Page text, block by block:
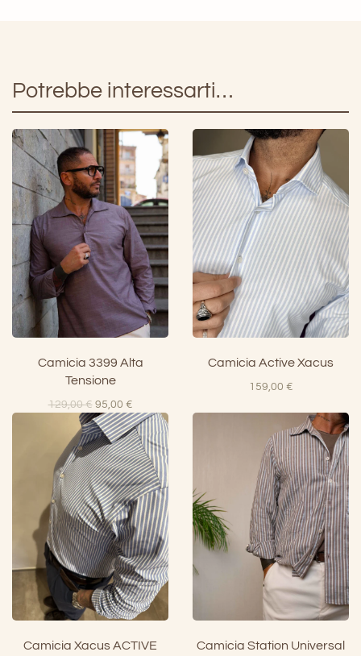
Potrebbe interessarti…
Camicia 3399 Alta
Tensione
129,00€ Il
prezzo
originale
era:
129,00 €.
95,00 €Il
prezzo
attuale
è:
95,00 €.
Camicia Active Xacus
159,00 €
Camicia Xacus ACTIVE Camicia Station Universal